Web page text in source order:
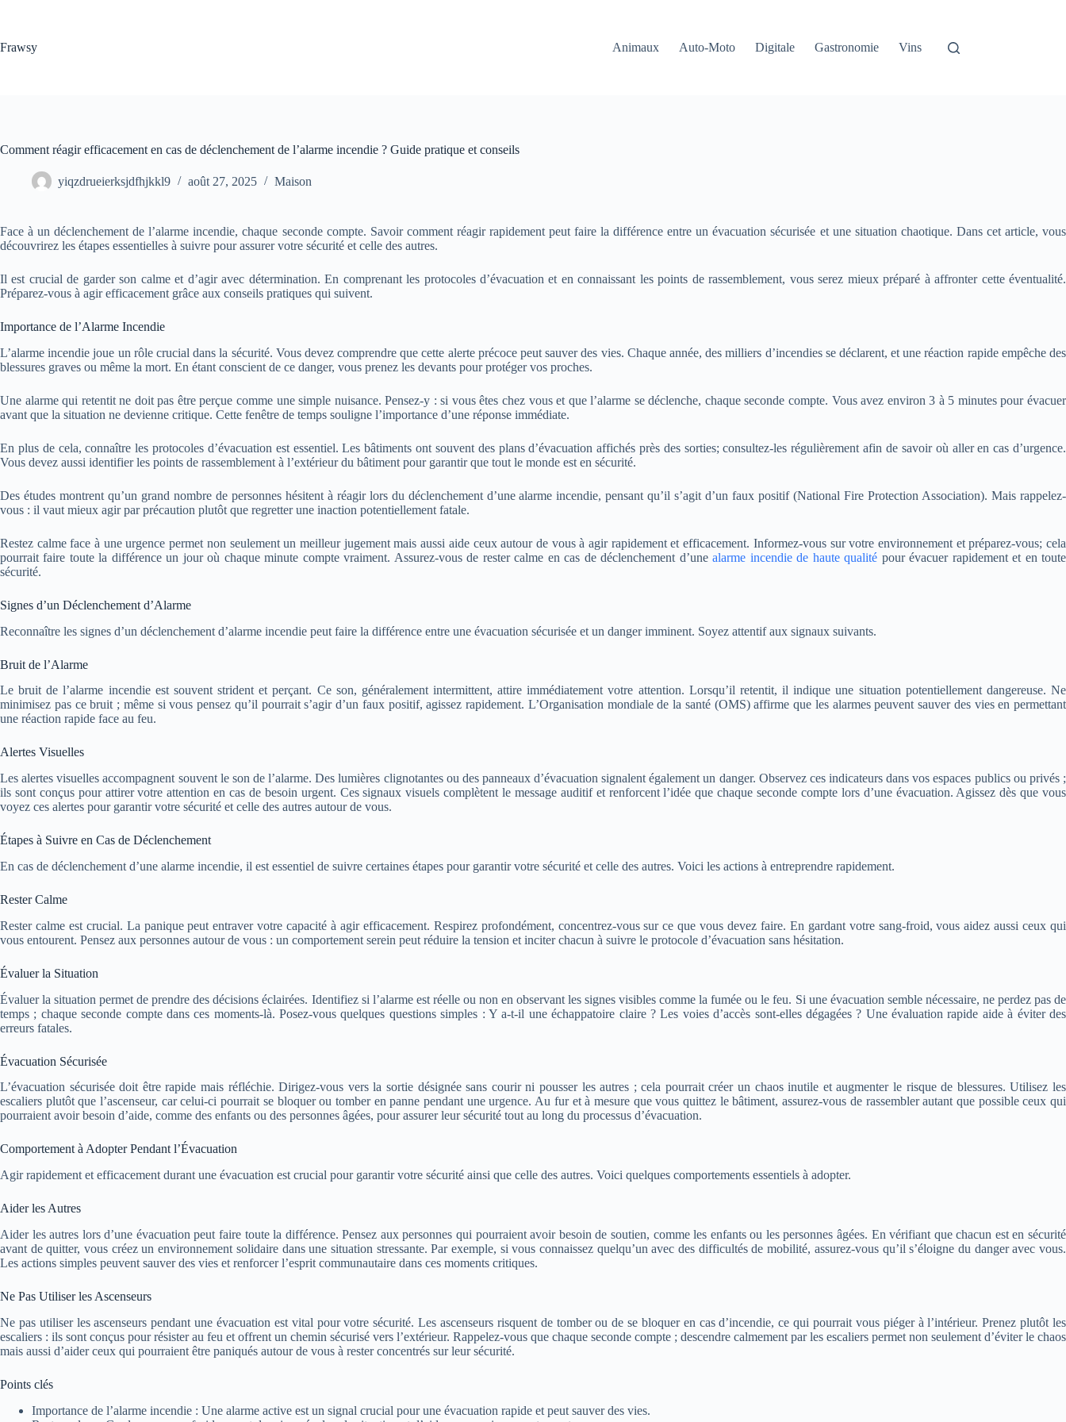
Frawsy
Animaux Auto-Moto Digitale Gastronomie Vins
Comment réagir efficacement en cas de déclenchement de l’alarme incendie ? Guide pratique et conseils
yiqzdrueierksjdfhjkkl9 août 27, 2025 Maison
Face à un déclenchement de l’alarme incendie, chaque seconde compte. Savoir comment réagir rapidement peut faire la différence entre un évacuation sécurisée et une situation chaotique. Dans cet article, vous
découvrirez les étapes essentielles à suivre pour assurer votre sécurité et celle des autres.
Il est crucial de garder son calme et d’agir avec détermination. En comprenant les protocoles d’évacuation et en connaissant les points de rassemblement, vous serez mieux préparé à affronter cette éventualité.
Préparez-vous à agir efficacement grâce aux conseils pratiques qui suivent.
Importance de l’Alarme Incendie
L’alarme incendie joue un rôle crucial dans la sécurité. Vous devez comprendre que cette alerte précoce peut sauver des vies. Chaque année, des milliers d’incendies se déclarent, et une réaction rapide empêche des
blessures graves ou même la mort. En étant conscient de ce danger, vous prenez les devants pour protéger vos proches.
Une alarme qui retentit ne doit pas être perçue comme une simple nuisance. Pensez-y : si vous êtes chez vous et que l’alarme se déclenche, chaque seconde compte. Vous avez environ 3 à 5 minutes pour évacuer
avant que la situation ne devienne critique. Cette fenêtre de temps souligne l’importance d’une réponse immédiate.
En plus de cela, connaître les protocoles d’évacuation est essentiel. Les bâtiments ont souvent des plans d’évacuation affichés près des sorties; consultez-les régulièrement afin de savoir où aller en cas d’urgence.
Vous devez aussi identifier les points de rassemblement à l’extérieur du bâtiment pour garantir que tout le monde est en sécurité.
Des études montrent qu’un grand nombre de personnes hésitent à réagir lors du déclenchement d’une alarme incendie, pensant qu’il s’agit d’un faux positif (National Fire Protection Association). Mais rappelez-
vous : il vaut mieux agir par précaution plutôt que regretter une inaction potentiellement fatale.
Restez calme face à une urgence permet non seulement un meilleur jugement mais aussi aide ceux autour de vous à agir rapidement et efficacement. Informez-vous sur votre environnement et préparez-vous; cela
pourrait faire toute la différence un jour où chaque minute compte vraiment. Assurez-vous de rester calme en cas de déclenchement d’unealarme incendie de haute qualité pour évacuer rapidement et en toute
sécurité.
Signes d’un Déclenchement d’Alarme
Reconnaître les signes d’un déclenchement d’alarme incendie peut faire la différence entre une évacuation sécurisée et un danger imminent. Soyez attentif aux signaux suivants.
Bruit de l’Alarme
Le bruit de l’alarme incendie est souvent strident et perçant. Ce son, généralement intermittent, attire immédiatement votre attention. Lorsqu’il retentit, il indique une situation potentiellement dangereuse. Ne
minimisez pas ce bruit ; même si vous pensez qu’il pourrait s’agir d’un faux positif, agissez rapidement. L’Organisation mondiale de la santé (OMS) affirme que les alarmes peuvent sauver des vies en permettant
une réaction rapide face au feu.
Alertes Visuelles
Les alertes visuelles accompagnent souvent le son de l’alarme. Des lumières clignotantes ou des panneaux d’évacuation signalent également un danger. Observez ces indicateurs dans vos espaces publics ou privés ;
ils sont conçus pour attirer votre attention en cas de besoin urgent. Ces signaux visuels complètent le message auditif et renforcent l’idée que chaque seconde compte lors d’une évacuation. Agissez dès que vous
voyez ces alertes pour garantir votre sécurité et celle des autres autour de vous.
Étapes à Suivre en Cas de Déclenchement
En cas de déclenchement d’une alarme incendie, il est essentiel de suivre certaines étapes pour garantir votre sécurité et celle des autres. Voici les actions à entreprendre rapidement.
Rester Calme
Rester calme est crucial. La panique peut entraver votre capacité à agir efficacement. Respirez profondément, concentrez-vous sur ce que vous devez faire. En gardant votre sang-froid, vous aidez aussi ceux qui
vous entourent. Pensez aux personnes autour de vous : un comportement serein peut réduire la tension et inciter chacun à suivre le protocole d’évacuation sans hésitation.
Évaluer la Situation
Évaluer la situation permet de prendre des décisions éclairées. Identifiez si l’alarme est réelle ou non en observant les signes visibles comme la fumée ou le feu. Si une évacuation semble nécessaire, ne perdez pas de
temps ; chaque seconde compte dans ces moments-là. Posez-vous quelques questions simples : Y a-t-il une échappatoire claire ? Les voies d’accès sont-elles dégagées ? Une évaluation rapide aide à éviter des
erreurs fatales.
Évacuation Sécurisée
L’évacuation sécurisée doit être rapide mais réfléchie. Dirigez-vous vers la sortie désignée sans courir ni pousser les autres ; cela pourrait créer un chaos inutile et augmenter le risque de blessures. Utilisez les
escaliers plutôt que l’ascenseur, car celui-ci pourrait se bloquer ou tomber en panne pendant une urgence. Au fur et à mesure que vous quittez le bâtiment, assurez-vous de rassembler autant que possible ceux qui
pourraient avoir besoin d’aide, comme des enfants ou des personnes âgées, pour assurer leur sécurité tout au long du processus d’évacuation.
Comportement à Adopter Pendant l’Évacuation
Agir rapidement et efficacement durant une évacuation est crucial pour garantir votre sécurité ainsi que celle des autres. Voici quelques comportements essentiels à adopter.
Aider les Autres
Aider les autres lors d’une évacuation peut faire toute la différence. Pensez aux personnes qui pourraient avoir besoin de soutien, comme les enfants ou les personnes âgées. En vérifiant que chacun est en sécurité
avant de quitter, vous créez un environnement solidaire dans une situation stressante. Par exemple, si vous connaissez quelqu’un avec des difficultés de mobilité, assurez-vous qu’il s’éloigne du danger avec vous.
Les actions simples peuvent sauver des vies et renforcer l’esprit communautaire dans ces moments critiques.
Ne Pas Utiliser les Ascenseurs
Ne pas utiliser les ascenseurs pendant une évacuation est vital pour votre sécurité. Les ascenseurs risquent de tomber ou de se bloquer en cas d’incendie, ce qui pourrait vous piéger à l’intérieur. Prenez plutôt les
escaliers : ils sont conçus pour résister au feu et offrent un chemin sécurisé vers l’extérieur. Rappelez-vous que chaque seconde compte ; descendre calmement par les escaliers permet non seulement d’éviter le chaos
mais aussi d’aider ceux qui pourraient être paniqués autour de vous à rester concentrés sur leur sécurité.
Points clés
Importance de l’alarme incendie : Une alarme active est un signal crucial pour une évacuation rapide et peut sauver des vies.